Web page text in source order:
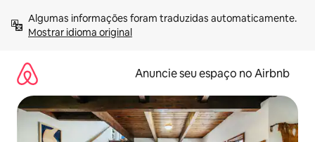
para
Mostrar idioma original
Anuncie seu espaço no Airbnb